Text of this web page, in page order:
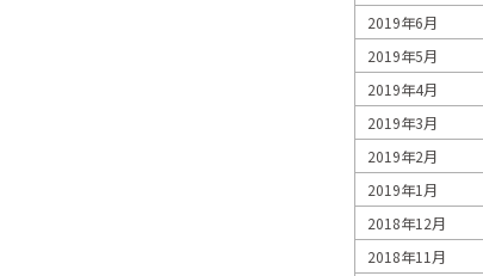
2019年6月
2019年5月
2019年4月
2019年3月
2019年2月
2019年1月
2018年12月
2018年11月